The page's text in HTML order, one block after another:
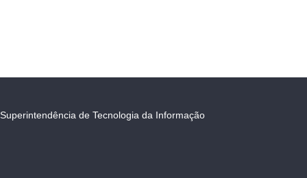
Superintendência de Tecnologia da Informação